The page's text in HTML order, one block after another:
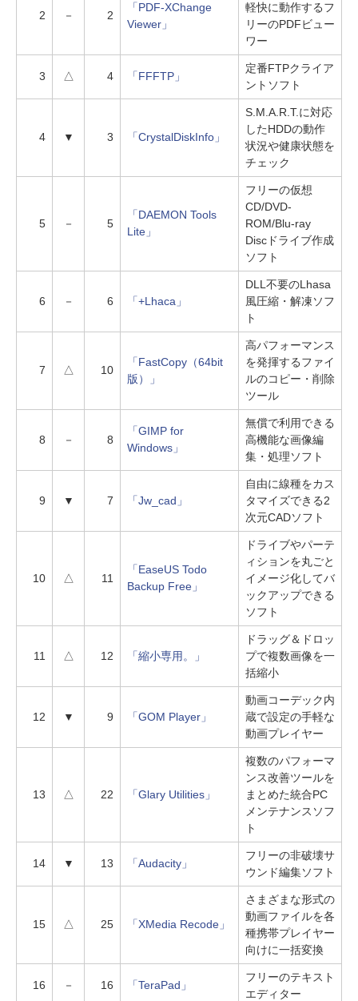
2 － 2
「PDF-XChange
Viewer」
軽快に動作するフ
リーのPDFビュー
ワー
3 △ 4 「FFFTP」
定番FTPクライア
ントソフト
4 ▼ 3 「CrystalDiskInfo」
S.M.A.R.T.に対応
したHDDの動作
状況や健康状態を
チェック
5 － 5
「DAEMON Tools
Lite」
フリーの仮想
CD/DVD-
ROM/Blu-ray
Discドライブ作成
ソフト
6 － 6 「+Lhaca」
DLL不要のLhasa
風圧縮・解凍ソフ
ト
7 △ 10
「FastCopy（64bit
版）」
高パフォーマンス
を発揮するファイ
ルのコピー・削除
ツール
8 － 8
「GIMP for
Windows」
無償で利用できる
高機能な画像編
集・処理ソフト
9 ▼ 7 「Jw_cad」
自由に線種をカス
タマイズできる2
次元CADソフト
10 △ 11
「EaseUS Todo
Backup Free」
ドライブやパーテ
ィションを丸ごと
イメージ化してバ
ックアップできる
ソフト
11 △ 12 「縮小専用。」
ドラッグ＆ドロッ
プで複数画像を一
括縮小
12 ▼ 9 「GOM Player」
動画コーデック内
蔵で設定の手軽な
動画プレイヤー
13 △ 22 「Glary Utilities」
複数のパフォーマ
ンス改善ツールを
まとめた統合PC
メンテナンスソフ
ト
14 ▼ 13 「Audacity」
フリーの非破壊サ
ウンド編集ソフト
15 △ 25 「XMedia Recode」
さまざまな形式の
動画ファイルを各
種携帯プレイヤー
向けに一括変換
16 － 16 「TeraPad」
フリーのテキスト
エディター